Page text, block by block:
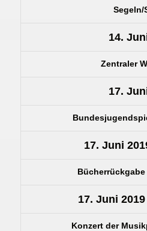
Segeln/
14.
Zentraler
17.
17. Juni
17. Juni 2019
Konzert der